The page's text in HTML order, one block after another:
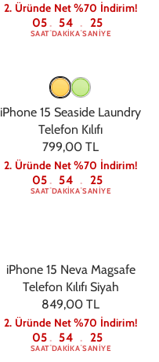
2. Üründe Net %70 İndirim!
05
SAAT: 54
DAKIKA: 24
SANIYE
iPhone 15 Seaside Laundry
Telefon Kılıfı
799,00 TL
2. Üründe Net %70 İndirim!
05
SAAT: 54
DAKIKA: 24
SANIYE
iPhone 15 Neva Magsafe
Telefon Kılıfı Siyah
849,00 TL
2. Üründe Net %70 İndirim!
05
SAAT: 54
DAKIKA: 24
SANIYE